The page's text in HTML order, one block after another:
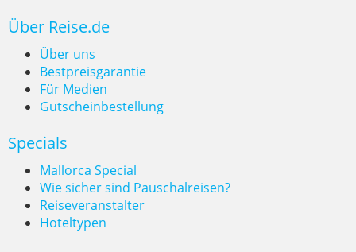
Strand der Welt
Über Reise.de
Über uns
Bestpreisgarantie
Für Medien
Gutscheinbestellung
Specials
Mallorca Special
Wie sicher sind Pauschalreisen?
Reiseveranstalter
Hoteltypen